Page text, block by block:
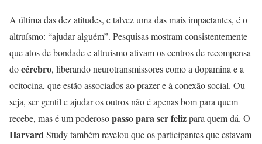
A última das dez atitudes, e talvez uma das mais impactantes, é o
altruísmo: “ajudar alguém”. Pesquisas mostram consistentemente
que atos de bondade e altruísmo ativam os centros de recompensa
docérebro, liberando neurotransmissores como a dopamina e a
ocitocina, que estão associados ao prazer e à conexão social. Ou
seja, ser gentil e ajudar os outros não é apenas bom para quem
recebe, mas é um poderosopasso para ser felizpara quem dá. O
HarvardStudy também revelou que os participantes que estavam